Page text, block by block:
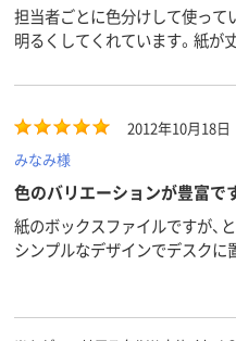
担当者ごとに色分けして使って
明るくしてくれています。紙が
2012年10月18日
みなみ様
色のバリエーションが豊富で
紙のボックスファイルですが、
シンプルなデザインでデスクに
のバリエーションが沢山あるの